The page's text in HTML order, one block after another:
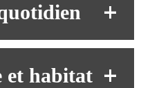
et habitat